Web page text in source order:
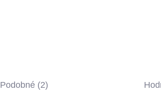
Podobné (2)